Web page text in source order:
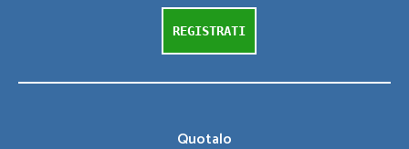
REGISTRATI
Quotalo